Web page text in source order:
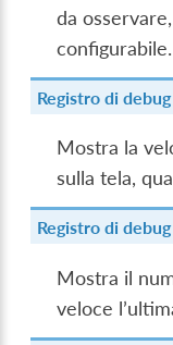
da
configurabile.
Registro di
Mostra la
sulla tela,
Registro di
Mostra il
veloce